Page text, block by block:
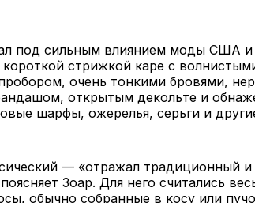
под сильным влиянием моды США и
короткой стрижкой каре с
очень тонкими бровями,
открытым декольте и
шарфы, ожерелья, серьги и
— «отражал традиционный
Зоар. Для него считались
обычно собранные в косу или